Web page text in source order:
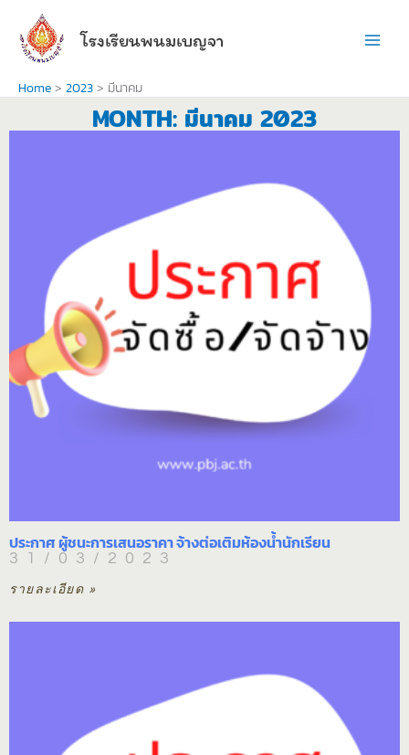
content
โรงเรียนพนมเบญจา
Home 2023 มีนาคม
MONTH: มีนาคม 2023
ประกาศ ผู้ชนะการเสนอราคา จ้างต่อเติมห้องน้ำนักเรียน
31/03/2023
รายละเอียด »